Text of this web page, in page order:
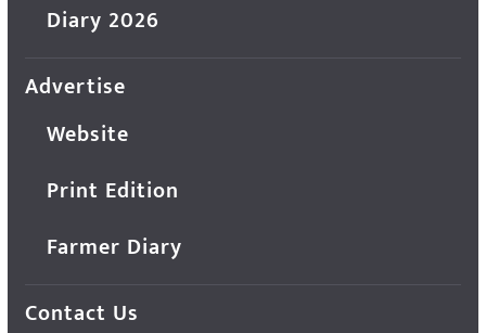
Diary 2026
Advertise
Website
Print Edition
Farmer Diary
Contact Us